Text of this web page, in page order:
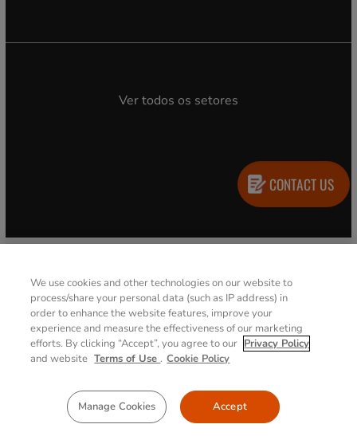
Petróleo e Gás
CONTACT US
We use cookies and other technologies on our website to
process/share your personal data (such as IP address) in
order to enhance the website features, improve your
experience and measure the effectiveness of our marketing
efforts. By clicking “Accept”, you agree to our Privacy Policy
and website Terms of Use . Cookie Policy
Manage Cookies Accept